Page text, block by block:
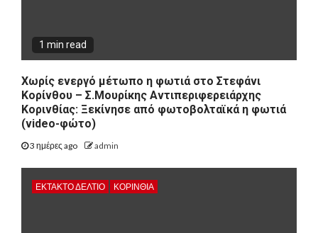
1 min read
Χωρίς ενεργό μέτωπο η φωτιά στο Στεφάνι
Κορίνθου – Σ.Μουρίκης Αντιπεριφερειάρχης
Κορινθίας: Ξεκίνησε από φωτοβολταϊκά η φωτιά
(video-φώτο)
3 ημέρες ago admin
ΕΚΤΑΚΤΟ ΔΕΛΤΙΟ ΚΟΡΙΝΘΊΑ